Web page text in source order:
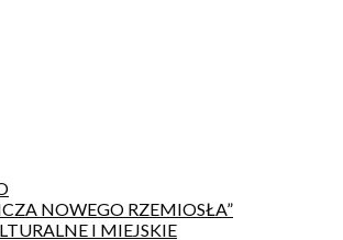
NOWEGO RZEMIOSŁA”
I MIEJSKIE